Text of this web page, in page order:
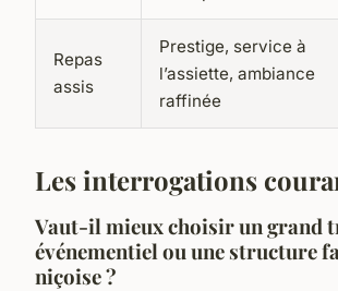
Repas
assis
Prestige, service à
l’assiette, ambiance
raffinée
Les interrogations
Vaut-il mieux choisir un grand
événementiel ou une structure
niçoise ?